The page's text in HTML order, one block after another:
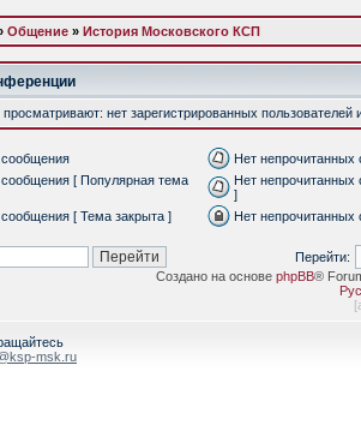
Общение » История Московского КСП
нет зарегистрированных пользователей
Нет непрочитанных
[ Популярная тема
Нет
]
[ Тема закрыта ]
Нет непрочитанных
Перейти:
Создано на основе phpBB®
[
msk.ru